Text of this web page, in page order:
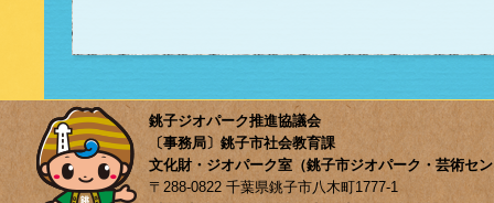
銚子ジオパーク推進協議会
〔事務局〕銚子市社会教育課
文化財・ジオパーク室（銚子市ジオパーク・芸術セ
〒288-0822 千葉県銚子市八木町1777-1